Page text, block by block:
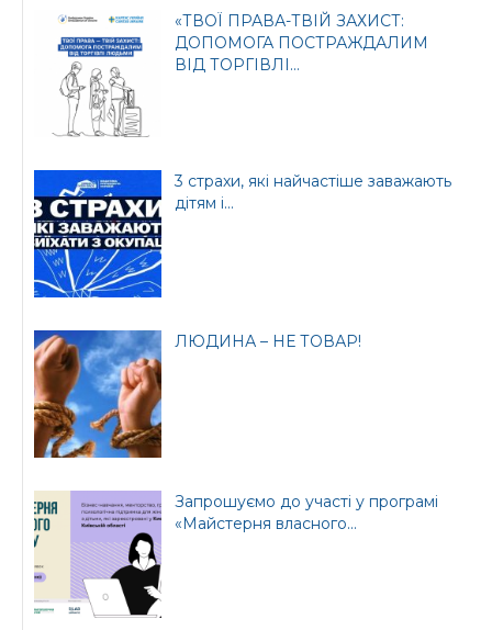
«ТВОЇ ПРАВА-ТВІЙ ЗАХИСТ:
ДОПОМОГА ПОСТРАЖДАЛИМ
ВІД ТОРГІВЛІ...
3 страхи, які найчастіше заважають
дітям і...
ЛЮДИНА – НЕ ТОВАР!
Запрошуємо до участі у програмі
«Майстерня власного...